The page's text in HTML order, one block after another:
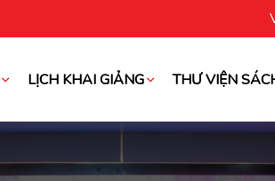
LỊCH KHAI GIẢNG THƯ VIỆN